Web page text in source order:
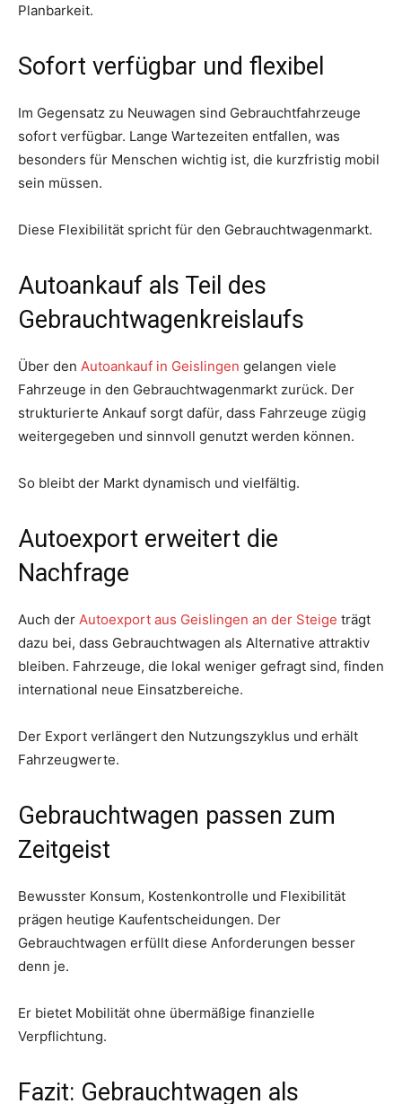
Planbarkeit.
Sofort verfügbar und flexibel
Im Gegensatz zu Neuwagen sind Gebrauchtfahrzeuge
sofort verfügbar. Lange Wartezeiten entfallen, was
besonders für Menschen wichtig ist, die kurzfristig mobil
sein müssen.
Diese Flexibilität spricht für den Gebrauchtwagenmarkt.
Autoankauf als Teil des
Gebrauchtwagenkreislaufs
Über den Autoankauf in Geislingen gelangen viele
Fahrzeuge in den Gebrauchtwagenmarkt zurück. Der
strukturierte Ankauf sorgt dafür, dass Fahrzeuge zügig
weitergegeben und sinnvoll genutzt werden können.
So bleibt der Markt dynamisch und vielfältig.
Autoexport erweitert die
Nachfrage
Auch der Autoexport aus Geislingen an der Steige trägt
dazu bei, dass Gebrauchtwagen als Alternative attraktiv
bleiben. Fahrzeuge, die lokal weniger gefragt sind, finden
international neue Einsatzbereiche.
Der Export verlängert den Nutzungszyklus und erhält
Fahrzeugwerte.
Gebrauchtwagen passen zum
Zeitgeist
Bewusster Konsum, Kostenkontrolle und Flexibilität
prägen heutige Kaufentscheidungen. Der
Gebrauchtwagen erfüllt diese Anforderungen besser
denn je.
Er bietet Mobilität ohne übermäßige finanzielle
Verpflichtung.
Fazit: Gebrauchtwagen als